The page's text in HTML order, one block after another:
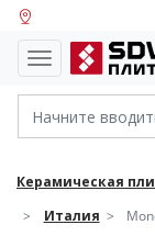
Керамическая
Италия